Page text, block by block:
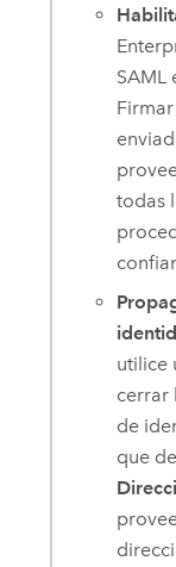
SAML
todas
utilice
cerrar
de
que